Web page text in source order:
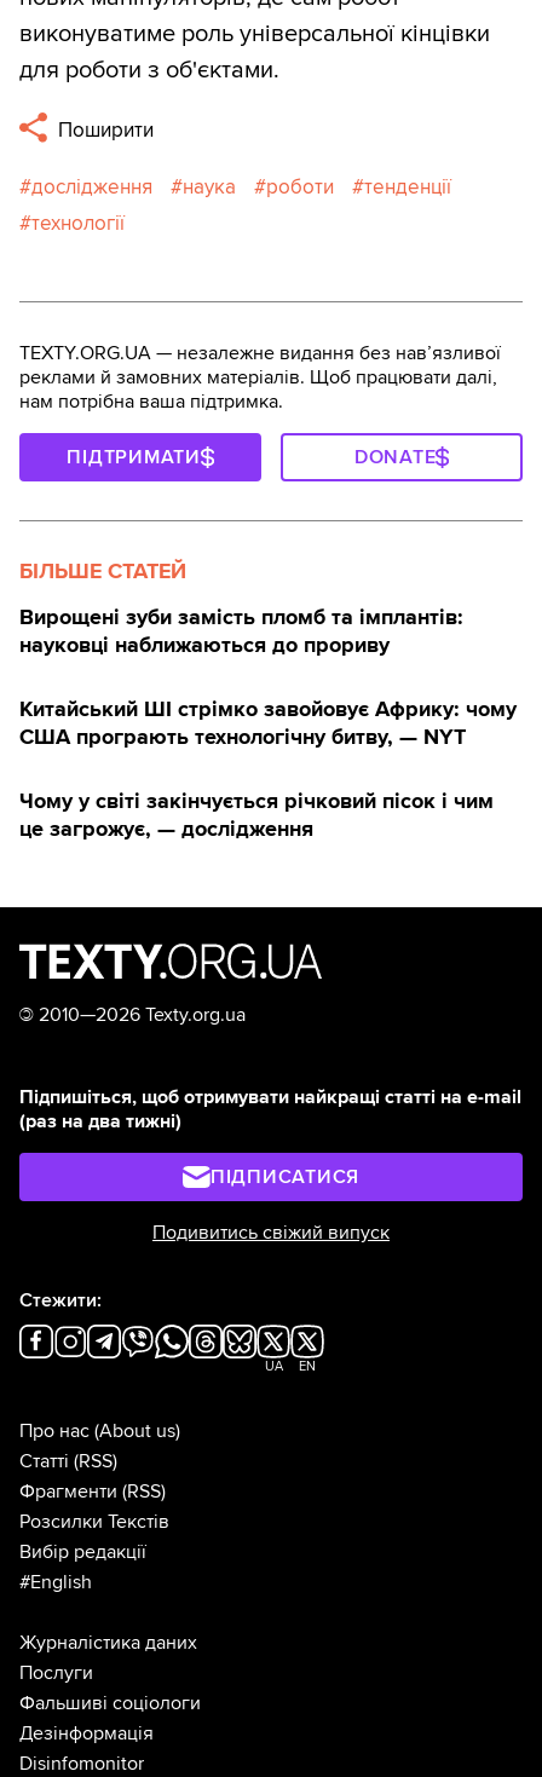
виконуватиме роль універсальної кінцівки
для роботи з об'єктами.
Поширити
дослідження наука роботи
тенденції
технології
TEXTY.ORG.UA — незалежне видання без навʼязливої
реклами й замовних матеріалів. Щоб працювати далі,
нам потрібна ваша підтримка.
ПІДТРИМАТИ DONATE
БІЛЬШЕ СТАТЕЙ
Вирощені зуби замість пломб та імплантів:
науковці наближаються до прориву
Китайський ШІ стрімко завойовує Африку: чому
США програють технологічну битву, — NYT
Чому у світі закінчується річковий пісок і чим
це загрожує, — дослідження
© 2010—2026 Texty.org.ua
Підпишіться, щоб отримувати найкращі статті на e-mail
(раз на два тижні)
ПІДПИСАТИСЯ
Подивитись свіжий випуск
Стежити:
UA EN
Про нас (About us)
Статті (RSS)
Фрагменти (RSS)
Розсилки Текстів
Вибір редакції
#English
Журналістика даних
Послуги
Фальшиві соціологи
Дезінформація
Disinfomonitor